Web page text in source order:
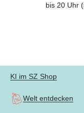
bis 20 Uhr
KI im SZ Shop
Welt entdecken